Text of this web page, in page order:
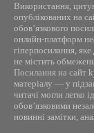
Використання,
опублікованих на
обов’язкового
онлайн-платформ
гіперпосилання,
не містить
Посилання на сайт
матеріалу — у
читачі могли легко
обов’язковими
новинні замітки,